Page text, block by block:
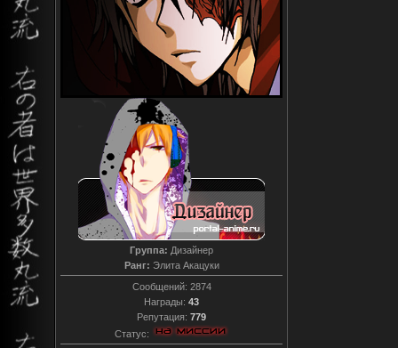
Группа: Дизайнер
Ранг: Элита Акацуки
Сообщений: 2874
Награды: 43
Репутация: 779
Статус: